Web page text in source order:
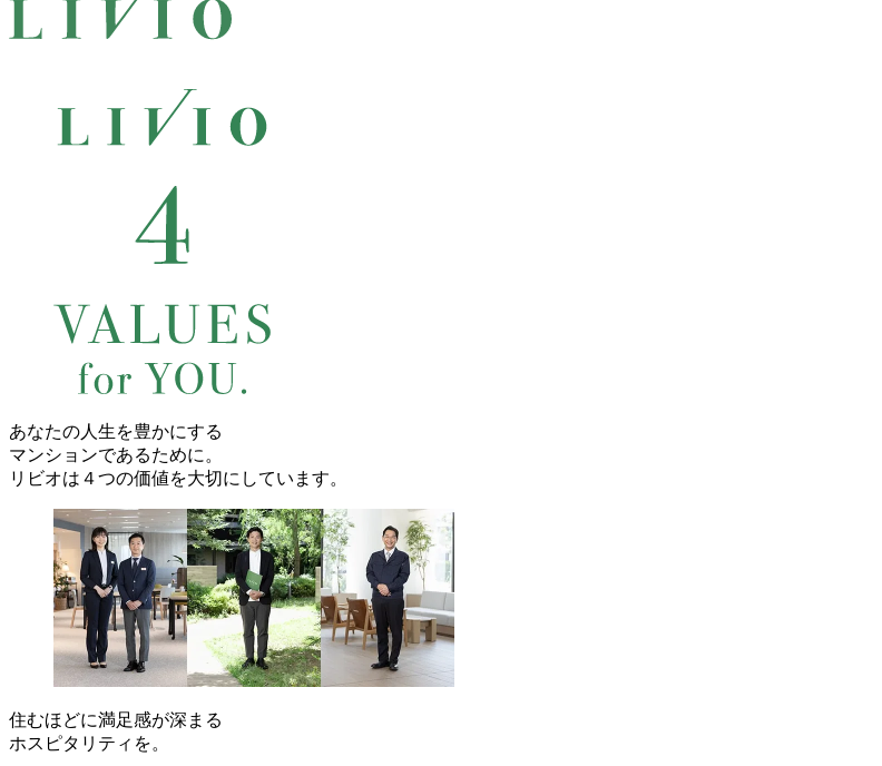
あなたの人生を豊かにする
マンションであるために。
リビオは４つの価値を大切にしています。
住むほどに満足感が深まる
ホスピタリティを。